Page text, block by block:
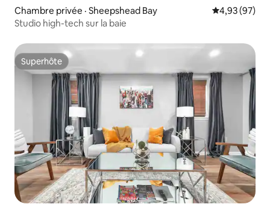
Chambre privée · Sheepshead Bay Note
4,93 (97)
Studio high-tech sur la baie
Superhôte
Superhôte